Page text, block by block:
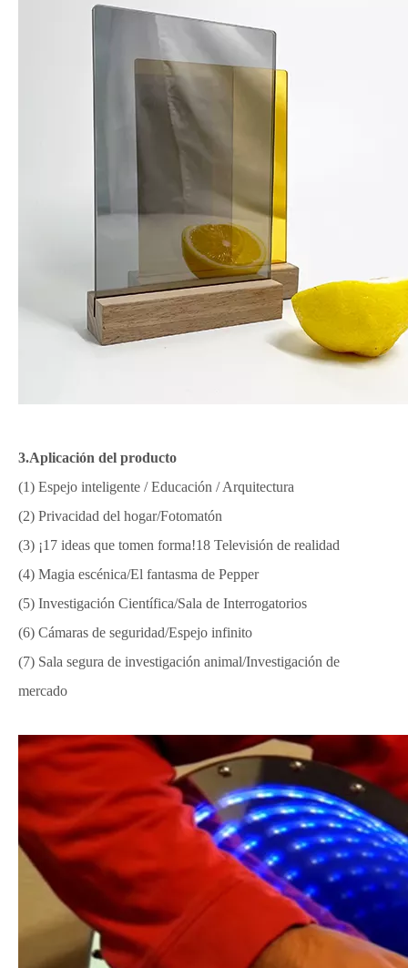
3.Aplicación del producto
(1) Espejo inteligente / Educación / Arquitectura
(2) Privacidad del hogar/Fotomatón
(3) ¡17 ideas que tomen forma!18 Televisión de realidad
(4) Magia escénica/El fantasma de Pepper
(5) Investigación Científica/Sala de Interrogatorios
(6) Cámaras de seguridad/Espejo infinito
(7) Sala segura de investigación animal/Investigación de
mercado